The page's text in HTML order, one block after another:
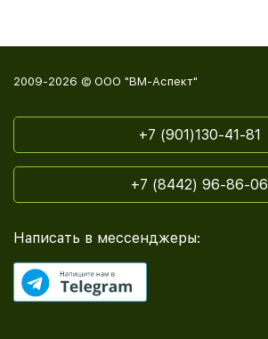
2009-2026 © ООО "ВМ-Аспект"
+7 (901)130-41-81
+7 (8442) 96-86-06
Написать в мессенджеры: